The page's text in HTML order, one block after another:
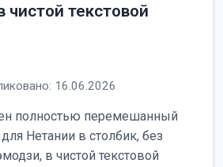
чистой текстовой
16.06.2026
полностью перемешанный
Нетании в столбик, без
в чистой текстовой